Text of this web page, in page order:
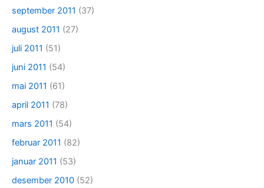
september 2011 (37)
august 2011 (27)
juli 2011 (51)
juni 2011 (54)
mai 2011 (61)
april 2011 (78)
mars 2011 (54)
februar 2011 (82)
januar 2011 (53)
desember 2010 (52)